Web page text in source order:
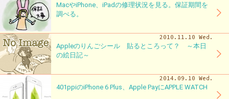
MacやiPhone、iPadの修理状況を見る。保証期間を
調べる。
2010.11.10 Wed.
Appleのりんごシール 貼るところって？ ～本日
の絵日記～
2014.09.10 Wed.
401ppiのiPhone 6 Plus、Apple PayにAPPLE WATCH